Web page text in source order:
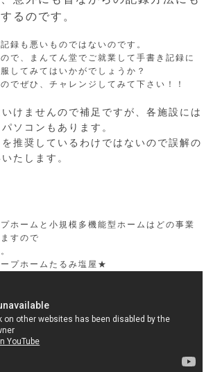
るのです。
録も悪いものではないのです。
で、まんてん堂でご就業して手書き記録に
してみてはいかがでしょうか？
でぜひ、チャレンジしてみて下さい！！
けませんので補足ですが、各施設には
ソコンもあります。
推奨しているわけではないので誤解の
たします。
ホームと小規模多機能型ホームはどの事業
すので
プホームたるみ塩屋★